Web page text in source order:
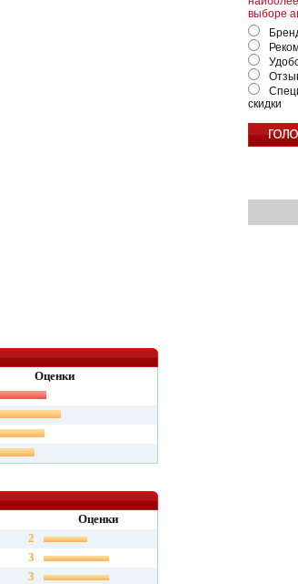
выборе
скидки
Оценки
Оценки
2
3
3